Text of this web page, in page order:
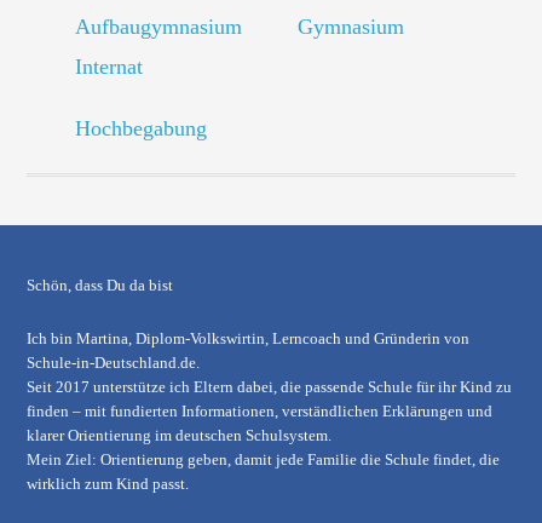
Aufbaugymnasium
Gymnasium
Internat
Hochbegabung
Schön, dass Du da bist
Ich bin Martina, Diplom-Volkswirtin, Lerncoach und Gründerin von
Schule-in-Deutschland.de.
Seit 2017 unterstütze ich Eltern dabei, die passende Schule für ihr Kind zu
finden – mit fundierten Informationen, verständlichen Erklärungen und
klarer Orientierung im deutschen Schulsystem.
Mein Ziel: Orientierung geben, damit jede Familie die Schule findet, die
wirklich zum Kind passt.